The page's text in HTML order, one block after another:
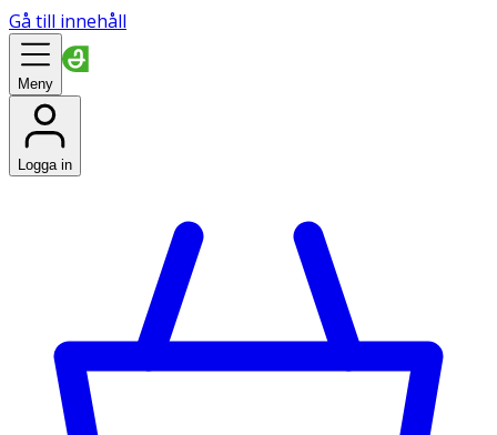
Gå till innehåll
Meny
Logga in